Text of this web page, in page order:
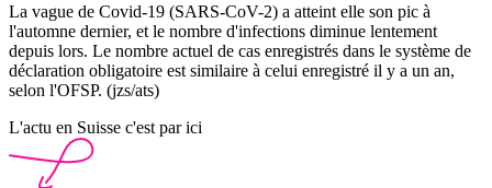
La vague de Covid-19 (SARS-CoV-2) a atteint elle son pic à
l'automne dernier, et le nombre d'infections diminue lentement
depuis lors. Le nombre actuel de cas enregistrés dans le système de
déclaration obligatoire est similaire à celui enregistré il y a un an,
selon l'OFSP. (jzs/ats)
L'actu en Suisse c'est par ici